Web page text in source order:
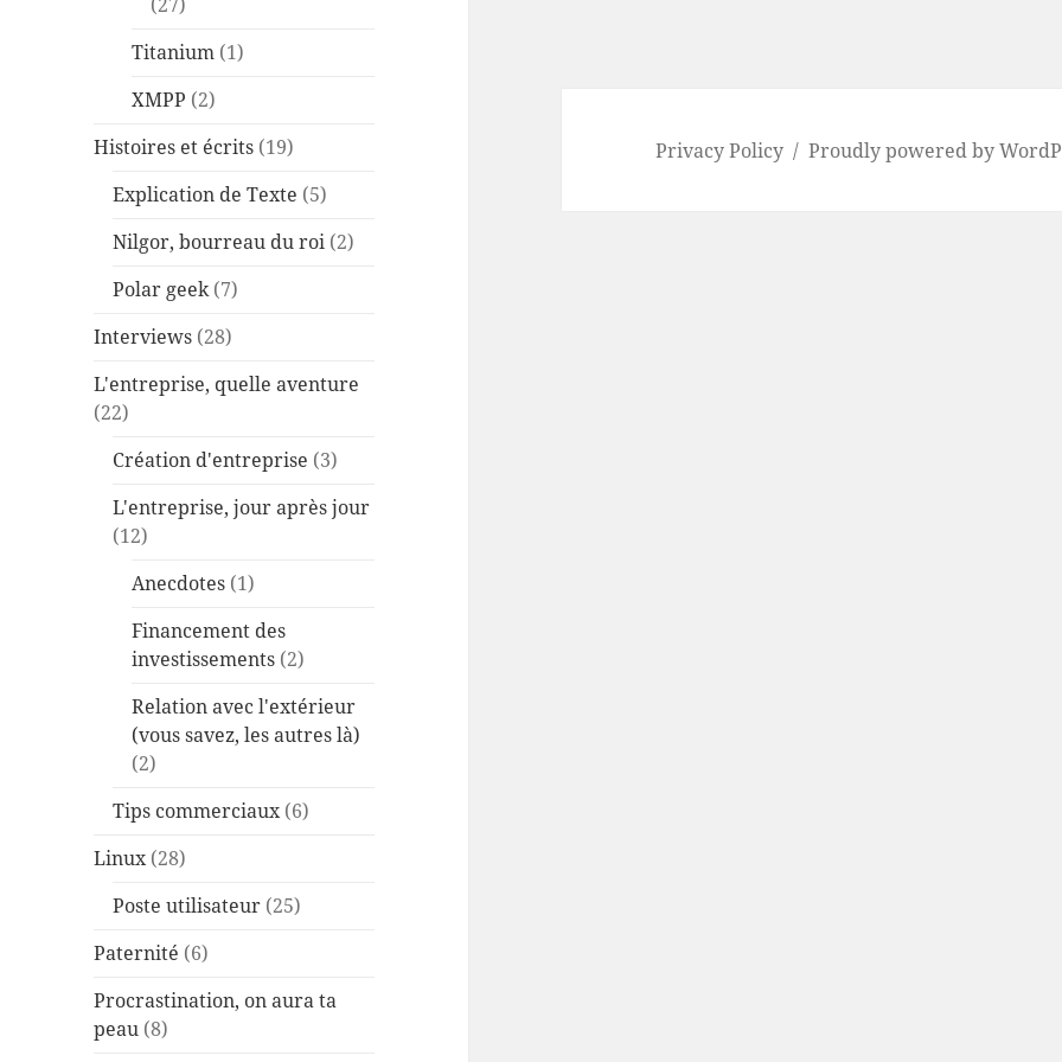
Titanium (1)
XMPP (2)
Histoires et écrits (19)
Explication de Texte (5)
Nilgor, bourreau du roi (2)
Polar geek(7)
Interviews (28)
L'entreprise, quelle aventure
(22)
Création d'entreprise (3)
L'entreprise, jour après jour
(12)
Anecdotes (1)
Financement des
investissements (2)
Relation avec l'extérieur
(vous savez, les autres là)
(2)
Tips commerciaux(6)
Linux(28)
Poste utilisateur (25)
Paternité (6)
Procrastination, on aura ta
peau (8)
Privacy Policy Proudly powered by